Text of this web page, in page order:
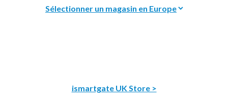
ismartgate UK Store >